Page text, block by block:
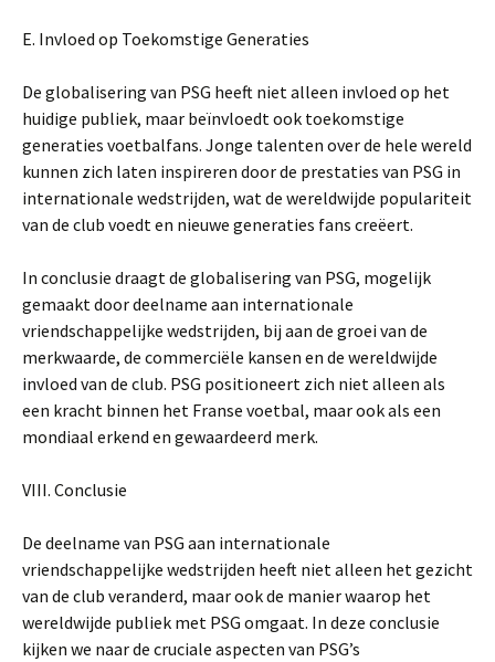
E. Invloed op Toekomstige Generaties
De globalisering van PSG heeft niet alleen invloed op het
huidige publiek, maar beïnvloedt ook toekomstige
generaties voetbalfans. Jonge talenten over de hele wereld
kunnen zich laten inspireren door de prestaties van PSG in
internationale wedstrijden, wat de wereldwijde populariteit
van de club voedt en nieuwe generaties fans creëert.
In conclusie draagt de globalisering van PSG, mogelijk
gemaakt door deelname aan internationale
vriendschappelijke wedstrijden, bij aan de groei van de
merkwaarde, de commerciële kansen en de wereldwijde
invloed van de club. PSG positioneert zich niet alleen als
een kracht binnen het Franse voetbal, maar ook als een
mondiaal erkend en gewaardeerd merk.
VIII. Conclusie
De deelname van PSG aan internationale
vriendschappelijke wedstrijden heeft niet alleen het gezicht
van de club veranderd, maar ook de manier waarop het
wereldwijde publiek met PSG omgaat. In deze conclusie
kijken we naar de cruciale aspecten van PSG’s